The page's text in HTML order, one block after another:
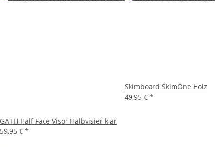
GATH Half Face Visor Halbvisier klar
59,95 € *
Skimboard SkimOne Holz
49,95 € *